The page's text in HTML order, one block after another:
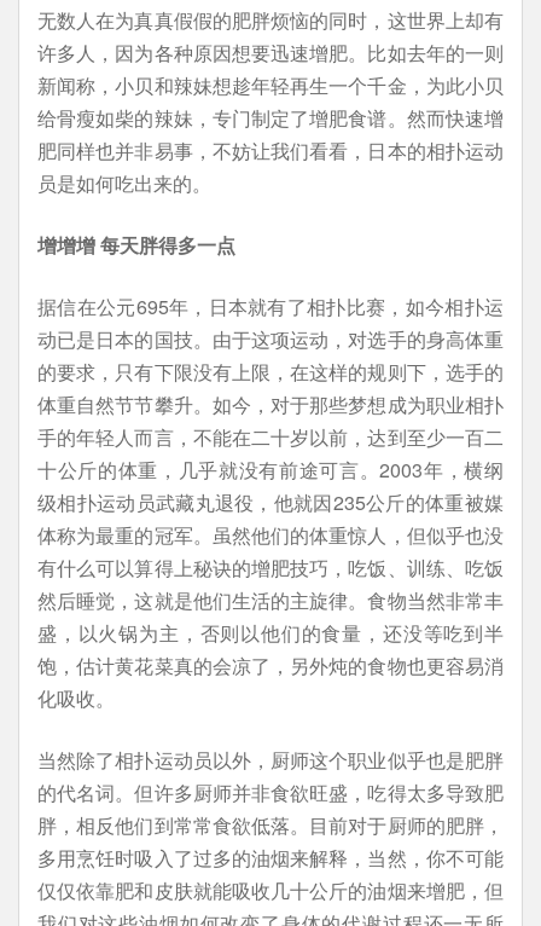
无数人在为真真假假的肥胖烦恼的同时，这世界上却有
许多人，因为各种原因想要迅速增肥。比如去年的一则
新闻称，小贝和辣妹想趁年轻再生一个千金，为此小贝
给骨瘦如柴的辣妹，专门制定了增肥食谱。然而快速增
肥同样也并非易事，不妨让我们看看，日本的相扑运动
员是如何吃出来的。
增增增 每天胖得多一点
据信在公元695年，日本就有了相扑比赛，如今相扑运
动已是日本的国技。由于这项运动，对选手的身高体重
的要求，只有下限没有上限，在这样的规则下，选手的
体重自然节节攀升。如今，对于那些梦想成为职业相扑
手的年轻人而言，不能在二十岁以前，达到至少一百二
十公斤的体重，几乎就没有前途可言。2003年，横纲
级相扑运动员武藏丸退役，他就因235公斤的体重被媒
体称为最重的冠军。虽然他们的体重惊人，但似乎也没
有什么可以算得上秘诀的增肥技巧，吃饭、训练、吃饭
然后睡觉，这就是他们生活的主旋律。食物当然非常丰
盛，以火锅为主，否则以他们的食量，还没等吃到半
饱，估计黄花菜真的会凉了，另外炖的食物也更容易消
化吸收。
当然除了相扑运动员以外，厨师这个职业似乎也是肥胖
的代名词。但许多厨师并非食欲旺盛，吃得太多导致肥
胖，相反他们到常常食欲低落。目前对于厨师的肥胖，
多用烹饪时吸入了过多的油烟来解释，当然，你不可能
仅仅依靠肥和皮肤就能吸收几十公斤的油烟来增肥，但